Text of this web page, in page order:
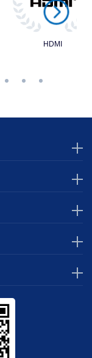
HDMI